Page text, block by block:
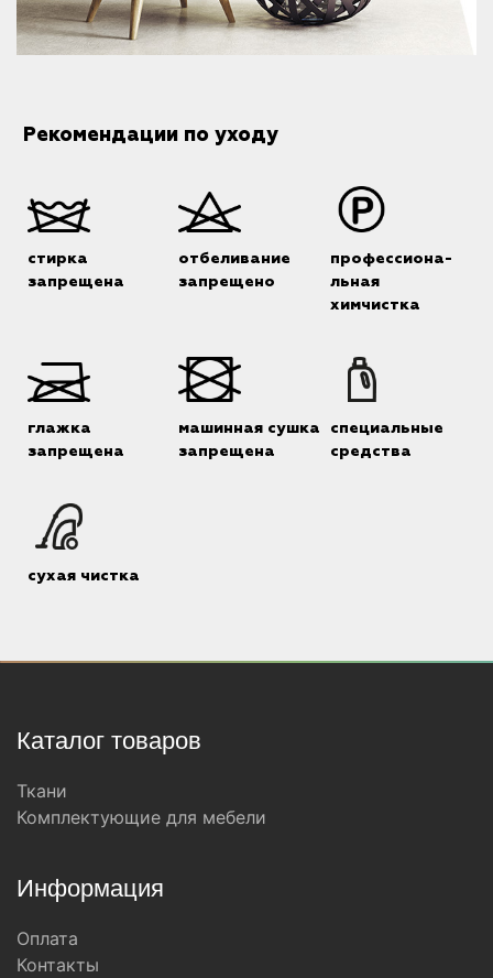
Рекомендации по уходу
стирка
запрещена
отбеливание
запрещено
профессиона-
льная
химчистка
глажка
запрещена
машинная сушка
запрещена
специальные
средства
сухая чистка
Каталог товаров
Ткани
Комплектующие для мебели
Информация
Оплата
Контакты